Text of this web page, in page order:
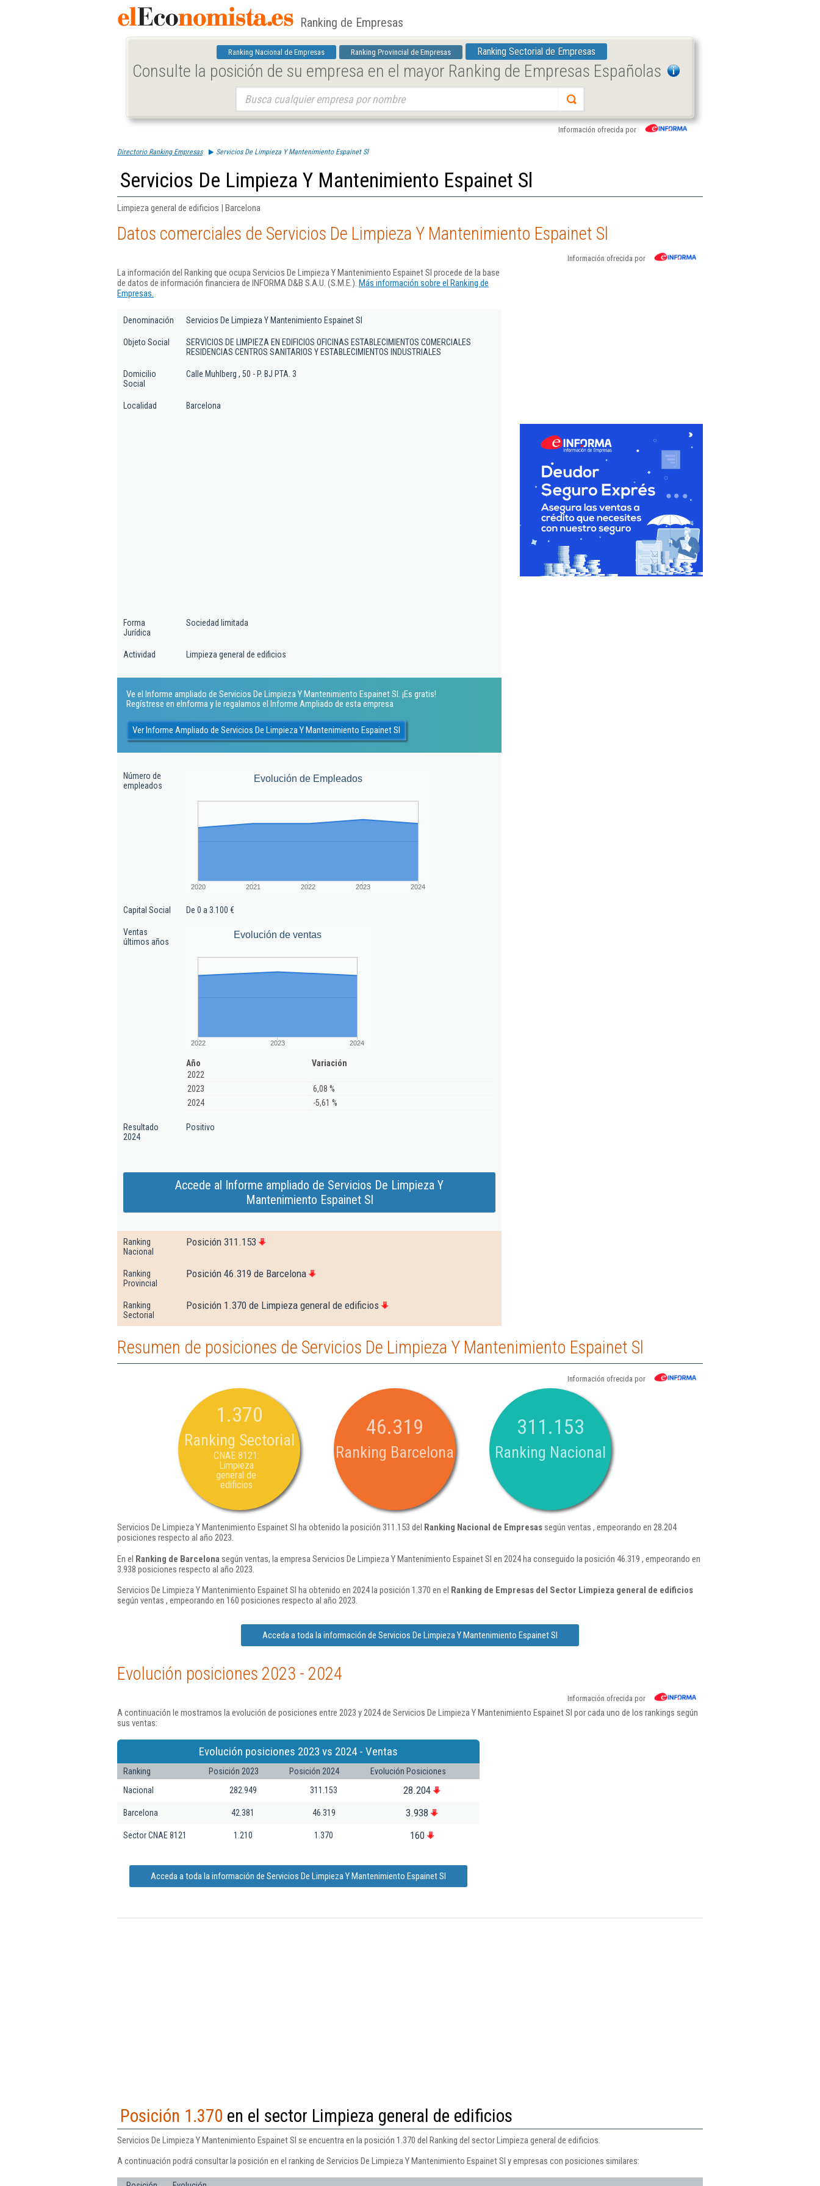
Ranking de Empresas
Ranking Nacional de Empresas Ranking Provincial de Empresas Ranking Sectorial de Empresas
Consulte la posición de su empresa en el mayor Ranking de Empresas Españolas
Información ofrecida por
Directorio Ranking Empresas Servicios De Limpieza Y Mantenimiento Espainet Sl
Servicios De Limpieza Y Mantenimiento Espainet Sl
Limpieza general de edificios | Barcelona
Datos comerciales de Servicios De Limpieza Y Mantenimiento Espainet Sl
Información ofrecida por
La información del Ranking que ocupa Servicios De Limpieza Y Mantenimiento Espainet Sl procede de la base
de datos de información financiera de INFORMA D&B S.A.U. (S.M.E.). Más información sobre el Ranking de
Empresas.
Denominación Servicios De Limpieza Y Mantenimiento Espainet Sl
Objeto Social
SERVICIOS DE LIMPIEZA EN EDIFICIOS OFICINAS ESTABLECIMIENTOS COMERCIALES
RESIDENCIAS CENTROS SANITARIOS Y ESTABLECIMIENTOS INDUSTRIALES
Domicilio
Social
Calle Muhlberg , 50 - P. BJ PTA. 3
Localidad Barcelona
Forma
Jurídica
Sociedad limitada
Actividad Limpieza general de edificios
Ve el Informe ampliado de Servicios De Limpieza Y Mantenimiento Espainet Sl. ¡Es gratis!
Regístrese en eInforma y le regalamos el Informe Ampliado de esta empresa
Ver Informe Ampliado de Servicios De Limpieza Y Mantenimiento Espainet Sl
Número de
empleados
Evolución de Empleados
2020 2021 2022 2023 2024
Capital Social De 0 a 3.100 €
Ventas
últimos años
Evolución de ventas
2022 2023 2024
Año
Variación
2022
2023
6,08 %
2024
-5,61 %
Resultado
2024
Positivo
Accede al Informe ampliado de Servicios De Limpieza Y
Mantenimiento Espainet Sl
Ranking
Nacional
Posición 311.153
Ranking
Provincial
Posición 46.319 de Barcelona
Ranking
Sectorial
Posición 1.370 de Limpieza general de edificios
Resumen de posiciones de Servicios De Limpieza Y Mantenimiento Espainet Sl
Información ofrecida por
1.370
Ranking Sectorial
CNAE 8121:
Limpieza
general de
edificios
46.319
Ranking Barcelona
311.153
Ranking Nacional
Servicios De Limpieza Y Mantenimiento Espainet Sl ha obtenido la posición 311.153 del Ranking Nacional de Empresassegún ventas , empeorando en 28.204
posiciones respecto al año 2023.
En el Ranking de Barcelona según ventas, la empresa Servicios De Limpieza Y Mantenimiento Espainet Sl en 2024 ha conseguido la posición 46.319 , empeorando en
3.938 posiciones respecto al año 2023.
Servicios De Limpieza Y Mantenimiento Espainet Sl ha obtenido en 2024 la posición 1.370 en el Ranking de Empresas del Sector Limpieza general de edificios
según ventas , empeorando en 160 posiciones respecto al año 2023.
Acceda a toda la información de Servicios De Limpieza Y Mantenimiento Espainet Sl
Evolución posiciones 2023 - 2024
Información ofrecida por
A continuación le mostramos la evolución de posiciones entre 2023 y 2024 de Servicios De Limpieza Y Mantenimiento Espainet Sl por cada uno de los rankings según
sus ventas:
Evolución posiciones 2023 vs 2024 - Ventas
Ranking Posición 2023 Posición 2024
Evolución Posiciones
Nacional
282.949 311.153 28.204
Barcelona 42.381 46.319 3.938
Sector CNAE 8121 1.210 1.370 160
Acceda a toda la información de Servicios De Limpieza Y Mantenimiento Espainet Sl
Posición 1.370 en el sector Limpieza general de edificios
Servicios De Limpieza Y Mantenimiento Espainet Sl se encuentra en la posición 1.370 del Ranking del sector Limpieza general de edificios.
A continuación podrá consultar la posición en el ranking de Servicios De Limpieza Y Mantenimiento Espainet Sl y empresas con posiciones similares: